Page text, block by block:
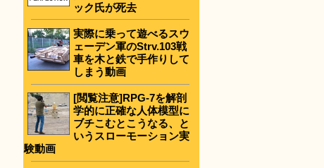
ック氏が死去
実際に乗って遊べるスウ
ェーデン軍のStrv.103戦
車を木と鉄で手作りして
しまう動画
[閲覧注意]RPG-7を解剖
学的に正確な人体模型に
ブチこむとこうなる、と
いうスローモーション実
験動画